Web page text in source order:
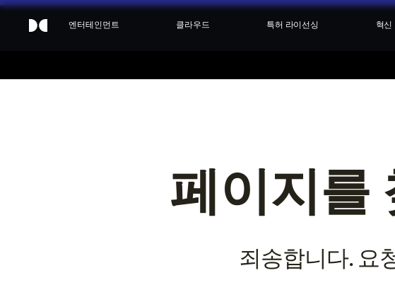
엔터테인먼트 클라우드 특허 라이선싱 혁신
페이지를
죄송합니다. 요